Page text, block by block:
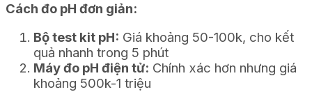
Cách đo pH đơn giản:
Bộ test kit pH: Giá khoảng 50-100k, cho kết
quả nhanh trong 5 phút
Máy đo pH điện tử: Chính xác hơn nhưng giá
khoảng 500k-1 triệu